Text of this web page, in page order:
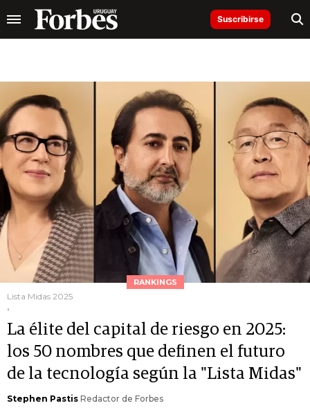
Suscribirse
RANKINGS
Lista Midas 2025
.
La élite del capital de riesgo en 2025:
los 50 nombres que definen el futuro
de la tecnología según la "Lista Midas"
Stephen Pastis Redactor de Forbes